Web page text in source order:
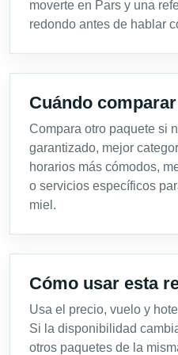
moverte en Pars y una
redondo antes de hablar
Cuándo
Compara otro paquete si
garantizado, mejor
horarios más cómodos,
o servicios específicos
miel.
Cómo usar esta
Usa el precio, vuelo y
Si la disponibilidad
otros paquetes de la